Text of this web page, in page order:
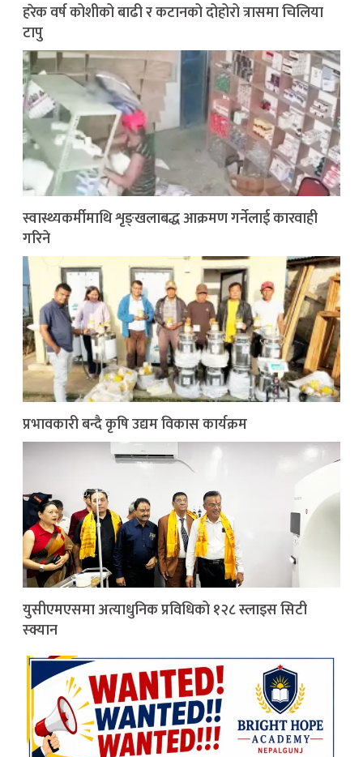
हरेक वर्ष कोशीको बाढी र कटानको दोहोरो त्रासमा चिलिया
टापु
स्वास्थ्यकर्मीमाथि शृङ्खलाबद्ध आक्रमण गर्नेलाई कारवाही
गरिने
प्रभावकारी बन्दै कृषि उद्यम विकास कार्यक्रम
युसीएमएसमा अत्याधुनिक प्रविधिको १२८ स्लाइस सिटी
स्क्यान